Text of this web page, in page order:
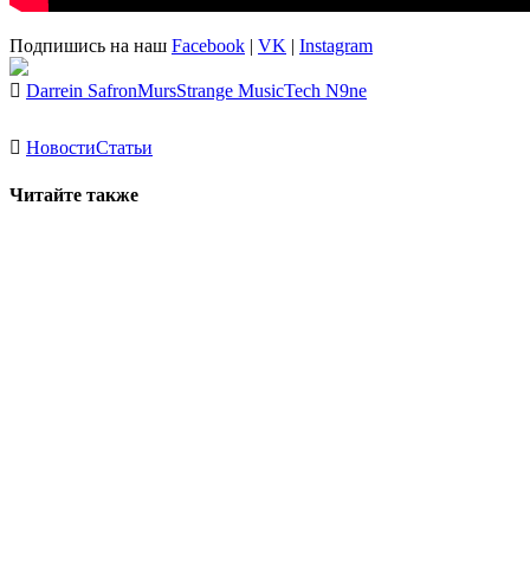
Подпишись на наш Facebook | VK | Instagram
Darrein SafronMursStrange MusicTech N9ne
НовостиСтатьи
Читайте также